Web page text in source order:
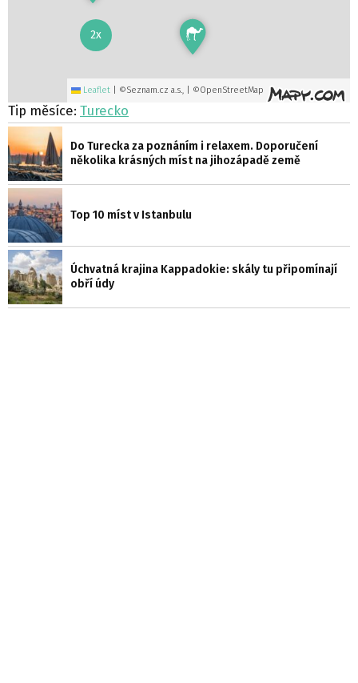
2x
Leaflet ©Seznam.cz a.s., | ©OpenStreetMap
Tip měsíce: Turecko
Do Turecka za poznáním i relaxem. Doporučení
několika krásných míst na jihozápadě země
Top 10 míst v Istanbulu
Úchvatná krajina Kappadokie: skály tu připomínají
obří údy